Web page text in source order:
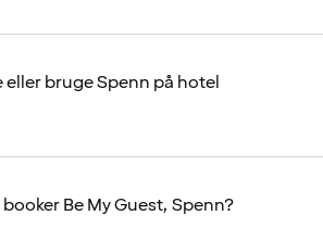
eller bruge Spenn på hotel
Be My Guest, Spenn?